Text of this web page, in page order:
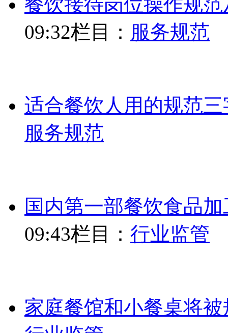
餐饮接待岗位操作规
09:32栏目： 服务规范
适合餐饮人用的规范三
服务规范
国内第一部餐饮食品
09:43栏目： 行业监管
家庭餐馆和小餐桌将被